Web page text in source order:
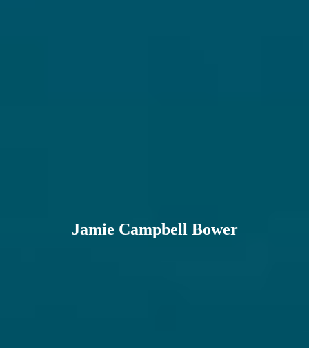
Jamie Campbell Bower